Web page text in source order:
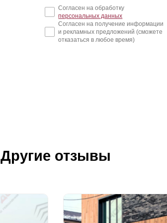
Согласен на обработку
персональных данных
Согласен на получение информации
и рекламных предложений (сможете
отказаться в любое время)
Другие отзывы